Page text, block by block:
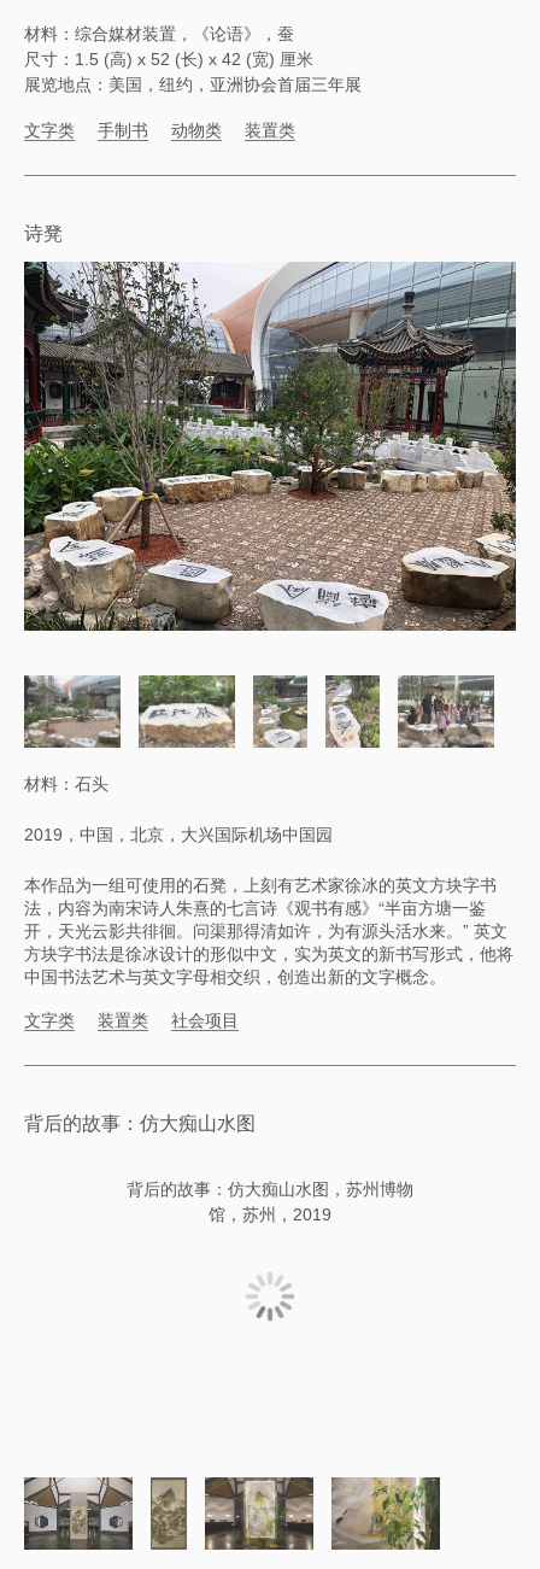
材料：综合媒材装置，《论语》，蚕
尺寸：1.5 (高) x 52 (长) x 42 (宽) 厘米
展览地点：美国，纽约，亚洲协会首届三年展
文字类 手制书 动物类 装置类
诗凳
材料：石头
2019，中国，北京，大兴国际机场中国园
本作品为一组可使用的石凳，上刻有艺术家徐冰的英文方块字书
法，内容为南宋诗人朱熹的七言诗《观书有感》“半亩方塘一鉴
开，天光云影共徘徊。问渠那得清如许，为有源头活水来。” 英文
方块字书法是徐冰设计的形似中文，实为英文的新书写形式，他将
中国书法艺术与英文字母相交织，创造出新的文字概念。
文字类 装置类 社会项目
​背后的故事：仿大痴山水图
​背后的故事：仿大痴山水图，苏州博物
馆，苏州，2019